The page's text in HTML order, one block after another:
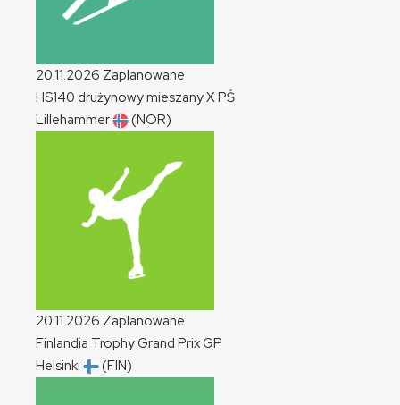
20.11.2026 Zaplanowane
HS140 drużynowy mieszanyXPŚ
Lillehammer
(NOR)
20.11.2026 Zaplanowane
Finlandia Trophy Grand PrixGP
Helsinki
(FIN)